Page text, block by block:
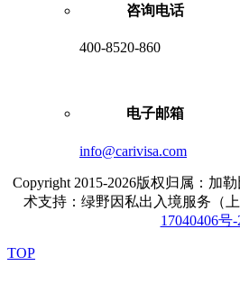
咨询电话
400-8520-860
电子邮箱
info@carivisa.com
Copyright 2015-2026版权归属：加
术支持：绿野因私出入境服务（
17040406号-
TOP